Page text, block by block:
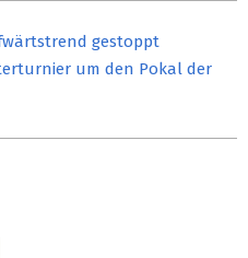
gestoppt
um den Pokal der